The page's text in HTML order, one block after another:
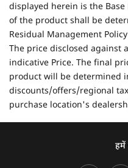
displayed herein is the
of the product shall be
Residual Management
The price disclosed against
indicative Price. The final
product will be determined
discounts/offers/regional
purchase location's
हमें